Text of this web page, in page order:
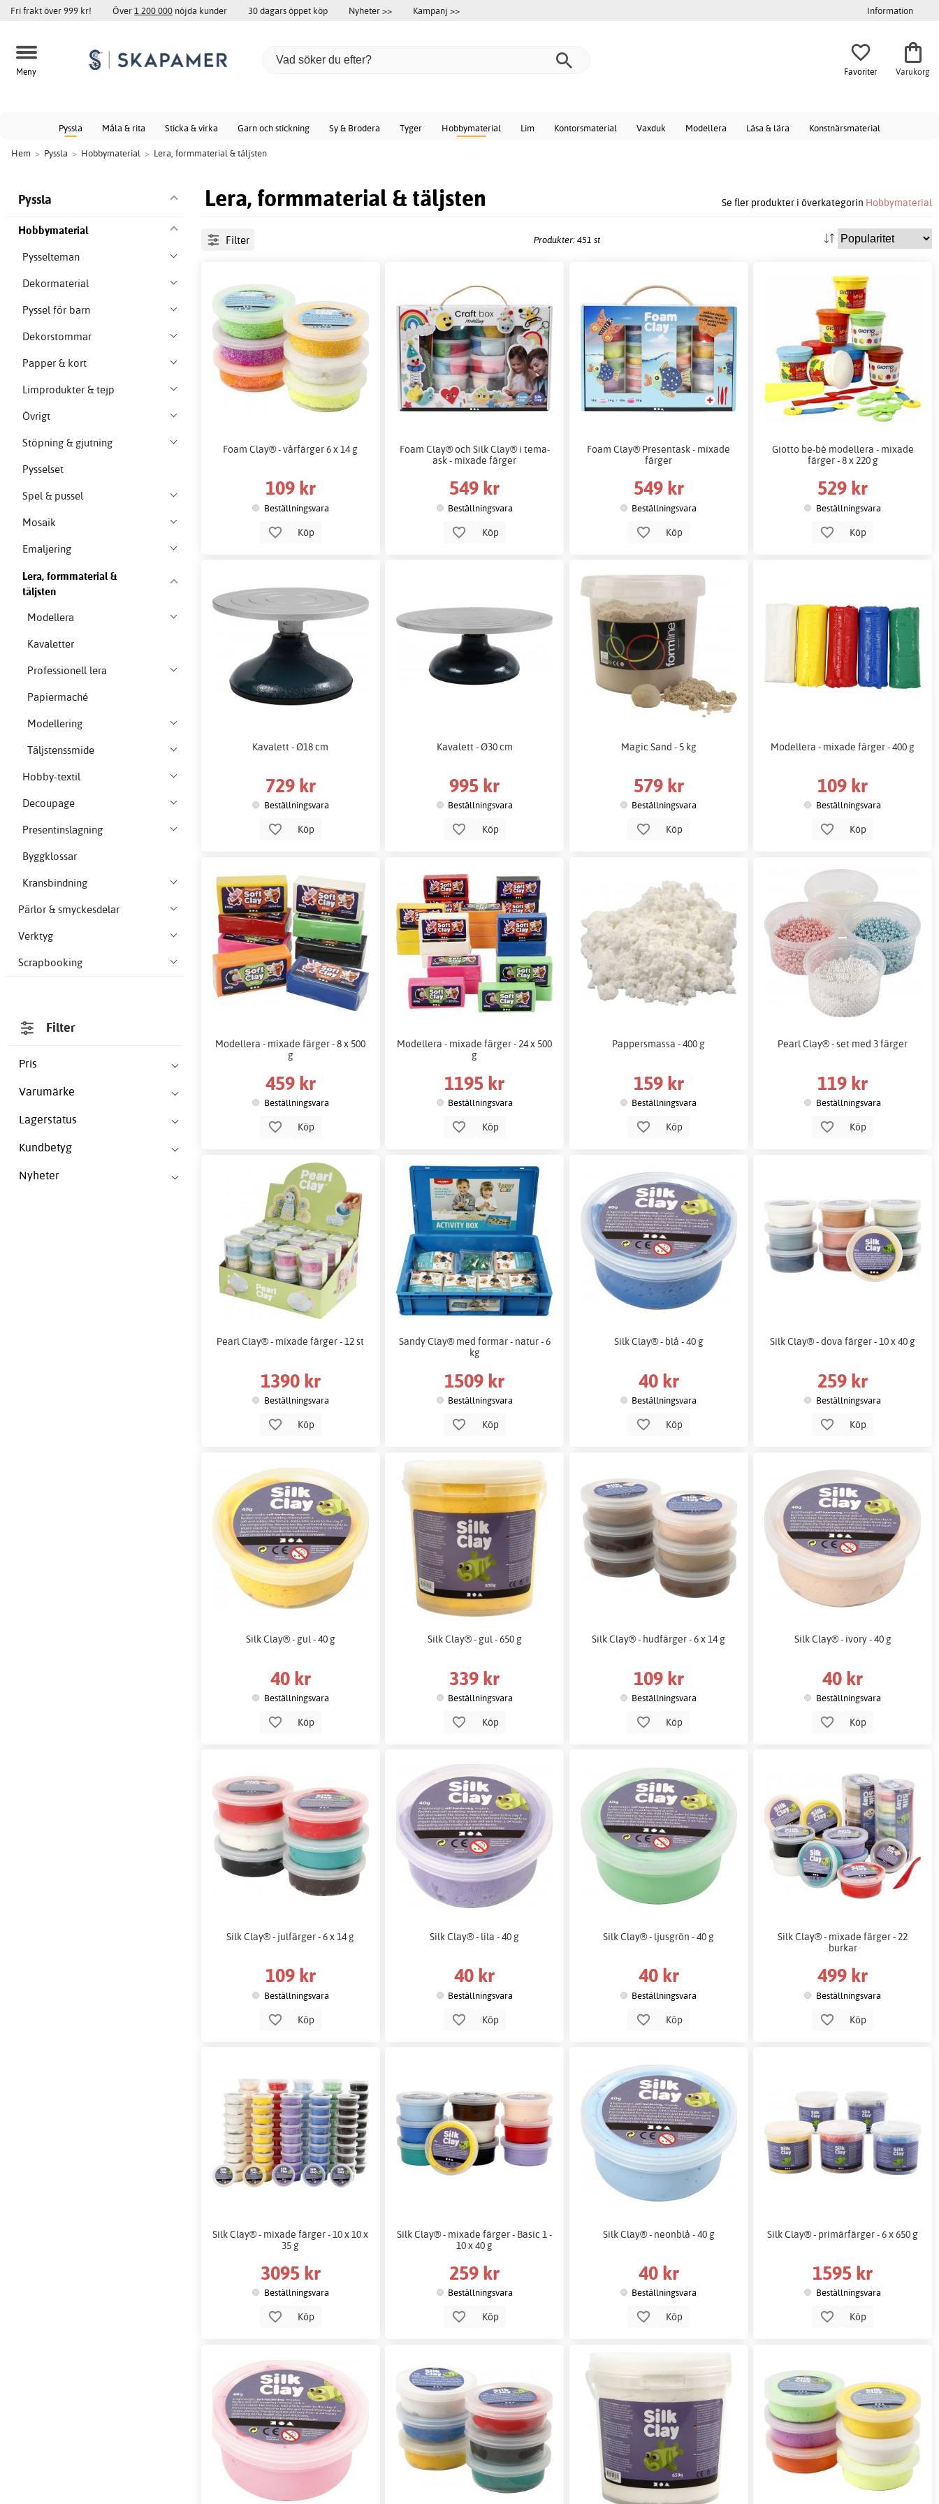
Fri frakt över 999 kr! Över1 200 000 nöjda kunder 30 dagars öppet köp Nyheter >> Kampanj >> Information
Meny Favoriter Varukorg
Pyssla Måla & rita Sticka & virka Garn och stickning Sy & Brodera Tyger Hobbymaterial Lim Kontorsmaterial Vaxduk Modellera Läsa & lära Konstnärsmaterial
Hem > Pyssla > Hobbymaterial > Lera, formmaterial & täljsten
Lera, formmaterial & täljsten Se fler produkter i överkategorin Hobbymaterial
Pyssla
Hobbymaterial
Pysselteman
Dekormaterial
Pyssel för barn
Dekorstommar
Papper & kort
Limprodukter & tejp
Övrigt
Stöpning & gjutning
Pysselset
Spel & pussel
Mosaik
Emaljering
Lera, formmaterial &
täljsten
Modellera
Kavaletter
Professionell lera
Papiermaché
Modellering
Täljstenssmide
Hobby-textil
Decoupage
Presentinslagning
Byggklossar
Kransbindning
Pärlor & smyckesdelar
Verktyg
Scrapbooking
Filter
Pris
Varumärke
Lagerstatus
Kundbetyg
Nyheter
Filter Produkter: 451 st
Foam Clay® - vårfärger 6 x 14 g
109 kr
Beställningsvara
Köp
Foam Clay® och Silk Clay® i tema-
ask - mixade färger
549 kr
Beställningsvara
Köp
Foam Clay® Presentask - mixade
färger
549 kr
Beställningsvara
Köp
Giotto be-bè modellera - mixade
färger - 8 x 220 g
529 kr
Beställningsvara
Köp
Kavalett - Ø18 cm
729 kr
Beställningsvara
Köp
Kavalett - Ø30 cm
995 kr
Beställningsvara
Köp
Magic Sand - 5 kg
579 kr
Beställningsvara
Köp
Modellera - mixade färger - 400 g
109 kr
Beställningsvara
Köp
Modellera - mixade färger - 8 x 500
g
459 kr
Beställningsvara
Köp
Modellera - mixade färger - 24 x 500
g
1195 kr
Beställningsvara
Köp
Pappersmassa - 400 g
159 kr
Beställningsvara
Köp
Pearl Clay® - set med 3 färger
119 kr
Beställningsvara
Köp
Pearl Clay® - mixade färger - 12 st
1390 kr
Beställningsvara
Köp
Sandy Clay® med formar - natur - 6
kg
1509 kr
Beställningsvara
Köp
Silk Clay® - blå - 40 g
40 kr
Beställningsvara
Köp
Silk Clay® - dova färger - 10 x 40 g
259 kr
Beställningsvara
Köp
Silk Clay® - gul - 40 g
40 kr
Beställningsvara
Köp
Silk Clay® - gul - 650 g
339 kr
Beställningsvara
Köp
Silk Clay® - hudfärger - 6 x 14 g
109 kr
Beställningsvara
Köp
Silk Clay® - ivory - 40 g
40 kr
Beställningsvara
Köp
Silk Clay® - julfärger - 6 x 14 g
109 kr
Beställningsvara
Köp
Silk Clay® - lila - 40 g
40 kr
Beställningsvara
Köp
Silk Clay® - ljusgrön - 40 g
40 kr
Beställningsvara
Köp
Silk Clay® - mixade färger - 22
burkar
499 kr
Beställningsvara
Köp
Silk Clay® - mixade färger - 10 x 10 x
35 g
3095 kr
Beställningsvara
Köp
Silk Clay® - mixade färger - Basic 1 -
10 x 40 g
259 kr
Beställningsvara
Köp
Silk Clay® - neonblå - 40 g
40 kr
Beställningsvara
Köp
Silk Clay® - primärfärger - 6 x 650 g
1595 kr
Beställningsvara
Köp